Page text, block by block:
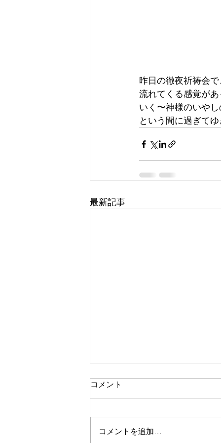
昨日の徹夜祈祷会
流れてくる感覚が
いく〜神様のいや
という間に過ぎて
最新記事
土曜日
コメント
コメントを追加…